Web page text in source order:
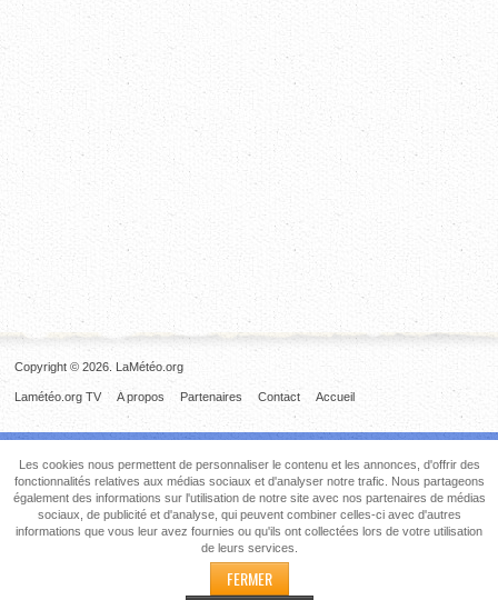
Copyright © 2026. LaMétéo.org
Accueil
Contact
Partenaires
A propos
Lamétéo.org TV
Les cookies nous permettent de personnaliser le contenu et les annonces, d'offrir des
fonctionnalités relatives aux médias sociaux et d'analyser notre trafic. Nous partageons
également des informations sur l'utilisation de notre site avec nos partenaires de médias
sociaux, de publicité et d'analyse, qui peuvent combiner celles-ci avec d'autres
informations que vous leur avez fournies ou qu'ils ont collectées lors de votre utilisation
de leurs services.
FERMER